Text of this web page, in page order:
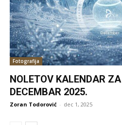
Fotografija
NOLETOV KALENDAR
DECEMBAR 2025.
Zoran Todorović - dec 1, 2025